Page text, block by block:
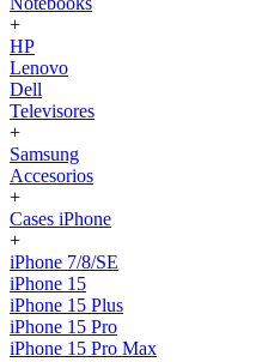
+
HP
Lenovo
Dell
Televisores
+
Samsung
Accesorios
+
Cases iPhone
+
iPhone 7/8/SE
iPhone 15
iPhone 15 Plus
iPhone 15 Pro
iPhone 15 Pro Max